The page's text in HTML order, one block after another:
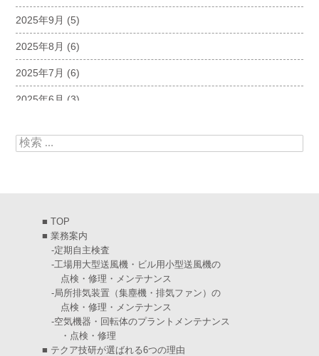
2025年9月 (5)
2025年8月 (6)
2025年7月 (6)
2025年6月 (3)
2025年4月(5)
2025年1月(7)
2024年12月(4)
2024年11月(6)
2024年10月(5)
2024年9月(4)
検索:
■ TOP
■ 業務案内
-定期自主検査
-工場用大型送風機・ビル用小型送風機の
点検・修理・メンテナンス
-局所排気装置（集塵機・排気ファン）の
点検・修理・メンテナンス
-空気機器・回転体のプラントメンテナンス
・点検・修理
■ テクア技研が選ばれる6つの理由